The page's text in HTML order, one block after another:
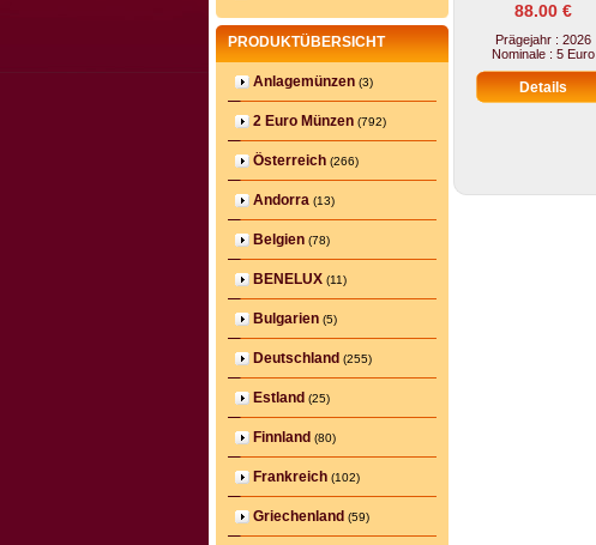
PRODUKTÜBERSICHT
Anlagemünzen (3)
2 Euro Münzen (792)
Österreich (266)
Andorra (13)
Belgien (78)
BENELUX (11)
Bulgarien (5)
Deutschland (255)
Estland (25)
Finnland (80)
Frankreich (102)
Griechenland (59)
88.00 €
Prägejahr : 2026
Nominale : 5 Euro